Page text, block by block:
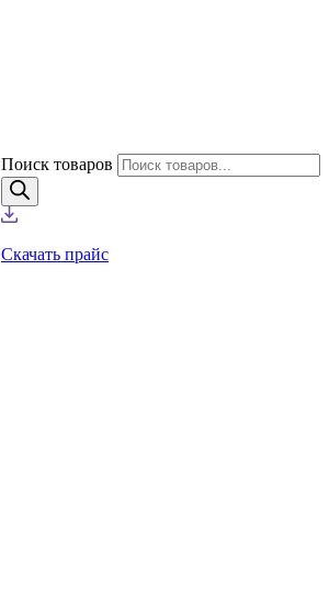
Поиск товаров
Скачать прайс